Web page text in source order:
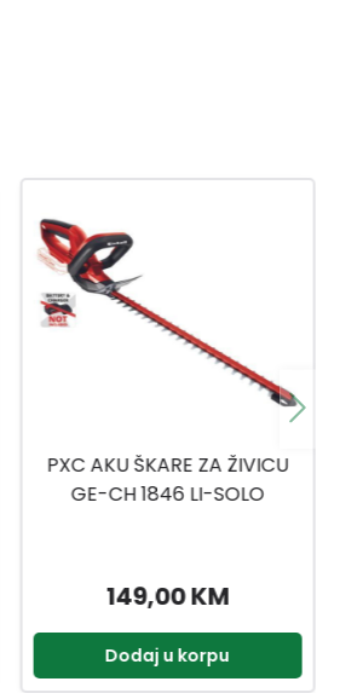
AKU PUHAČ CABLI2078 20 V
27,99 KM
Dodaj u korpu